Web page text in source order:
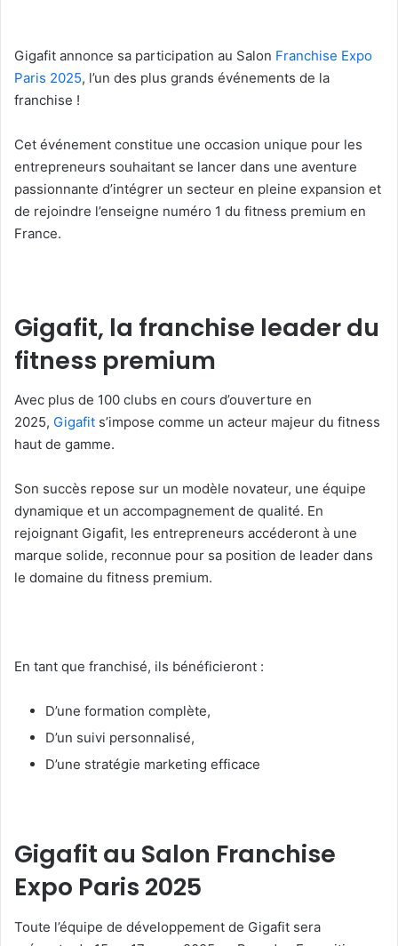
Gigafit annonce sa participation au Salon Franchise Expo
Paris 2025, l’un des plus grands événements de la
franchise !
Cet événement constitue une occasion unique pour les
entrepreneurs souhaitant se lancer dans une aventure
passionnante d’intégrer un secteur en pleine expansion et
de rejoindre l’enseigne numéro 1 du fitness premium en
France.
Gigafit, la franchise leader du
fitness premium
Avec plus de 100 clubs en cours d’ouverture en
2025, Gigafit s’impose comme un acteur majeur du fitness
haut de gamme.
Son succès repose sur un modèle novateur, une équipe
dynamique et un accompagnement de qualité. En
rejoignant Gigafit, les entrepreneurs accéderont à une
marque solide, reconnue pour sa position de leader dans
le domaine du fitness premium.
En tant que franchisé, ils bénéficieront :
D’une formation complète,
D’un suivi personnalisé,
D’une stratégie marketing efficace
Gigafit au Salon Franchise
Expo Paris 2025
Toute l’équipe de développement de Gigafit sera